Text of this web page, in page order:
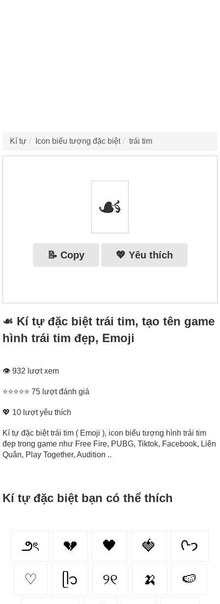
Kí tự Icon biểu tượng đặc biệt trái tim
☙
📝 Copy 💖 Yêu thích
☙ Kí tự đặc biệt trái tim, tạo tên game
hình trái tim đẹp, Emoji
👁 932 lượt xem
⭐⭐⭐⭐⭐ 75 lượt đánh giá
💖 10 lượt yêu thích
Kí tự đặc biệt trái tim ( Emoji ), icon biểu tượng hình trái tim
đẹp trong game như Free Fire, PUBG, Tiktok, Facebook, Liên
Quân, Play Together, Audition ..
Kí tự đặc biệt bạn có thể thích
౨ৎ 💔 🖤 🍓 ᢉ𐭩
♡ ᥫ᭡ ୨୧ 🍌 🍉